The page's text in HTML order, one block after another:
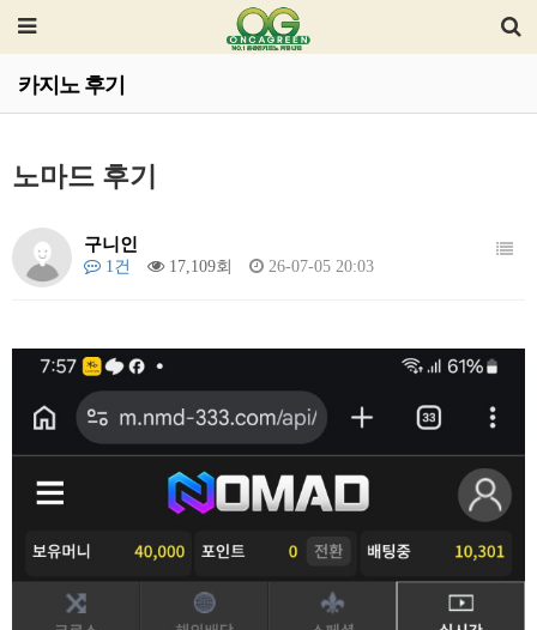
카지노 후기
노마드 후기
구니인
1건 17,109회 26-07-05 20:03